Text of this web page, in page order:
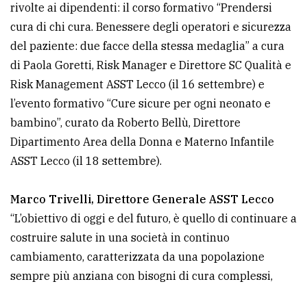
Cookie
policy
rivolte ai dipendenti: il corso formativo “Prendersi
cura di chi cura. Benessere degli operatori e sicurezza
del paziente: due facce della stessa medaglia” a cura
di Paola Goretti, Risk Manager e Direttore SC Qualità e
Risk Management ASST Lecco (il 16 settembre) e
l’evento formativo “Cure sicure per ogni neonato e
bambino”, curato da Roberto Bellù, Direttore
Dipartimento Area della Donna e Materno Infantile
ASST Lecco (il 18 settembre).
Marco Trivelli, Direttore Generale ASST Lecco
“L’obiettivo di oggi e del futuro, è quello di continuare a
costruire salute in una società in continuo
cambiamento, caratterizzata da una popolazione
sempre più anziana con bisogni di cura complessi,